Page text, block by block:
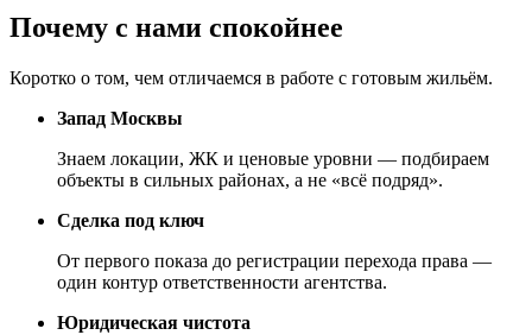
Почему с нами спокойнее
Коротко о том, чем отличаемся в работе с готовым жильём.
Запад Москвы
Знаем локации, ЖК и ценовые уровни — подбираем
объекты в сильных районах, а не «всё подряд».
Сделка под ключ
От первого показа до регистрации перехода права —
один контур ответственности агентства.
Юридическая чистота